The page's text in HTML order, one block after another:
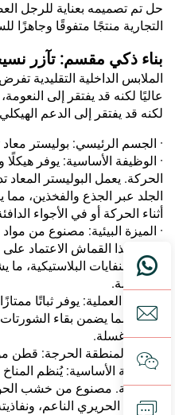
حل تم تصميمه بعناية للرجل
التجارية منتجًا متفوقًا وجاهزًا
بناء ذكي مقسم: تآزر
الملابس الداخلية التقليدية
عاليًا لكنه قد يفتقر إلى
لكنه قد يفتقر إلى الدعم
· الجسم الرئيسي: بوليستر معاد
· الوظيفة الأساسية: يوفر هيكلًا
الحركة. يعمل البوليستر
الجلد عبر الجذع والفخذين،
أثناء الحركة أو في الأجواء
· الميزة البيئية: مصنوع من مواد
ويقلل هذا القماش الاعتماد
تحويل النفايات البلاستيكية،
الاستدامة.
· الميزة العملية: يوفر ثباتًا
عالية، مما يضمن بقاء
بعد كل غسلة.
· لِحمة المنطقة الحرجة: قطن
·الوظيفة الأساسية: يُنظم
حساسية. مصنوع من خشب
بملمسه الحريري الناعم،